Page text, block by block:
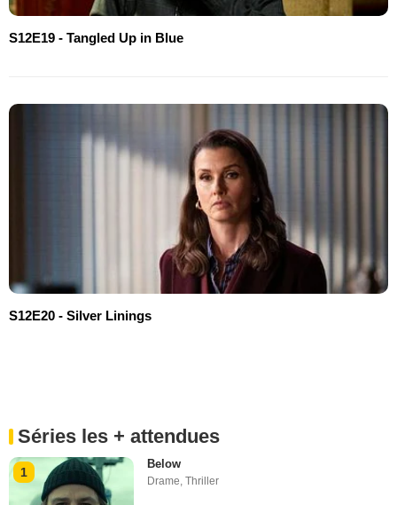
S12E19 - Tangled Up in Blue
S12E20 - Silver Linings
Séries les + attendues
1
Below
Drame ,Thriller